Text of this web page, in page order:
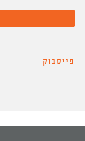
פייסבוק